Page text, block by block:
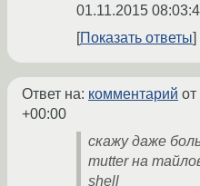
01.11.2015
Показать ответы
Ответ на: комментарий
+00:00
скажу даже
mutter на
shell